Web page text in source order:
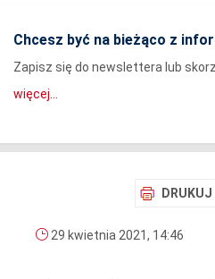
Chcesz być na bieżąco z
Zapisz się do newslettera lub
więcej...
DRUKUJ
29 kwietnia 2021, 14:46